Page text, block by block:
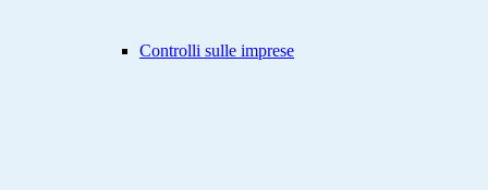
Controlli sulle imprese